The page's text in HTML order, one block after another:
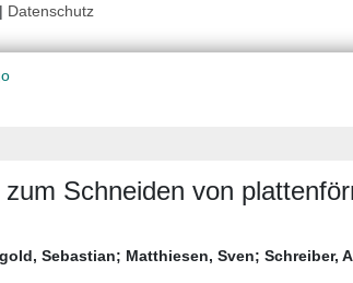
| Datenschutz
Schneiden von
Sebastian; Matthiesen, Sven; Schreiber,